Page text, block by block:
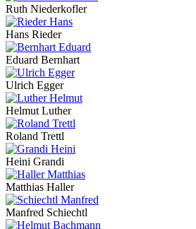
Ruth Niederkofler
Hans Rieder
Eduard Bernhart
Ulrich Egger
Helmut Luther
Roland Trettl
Heini Grandi
Matthias Haller
Manfred Schiechtl